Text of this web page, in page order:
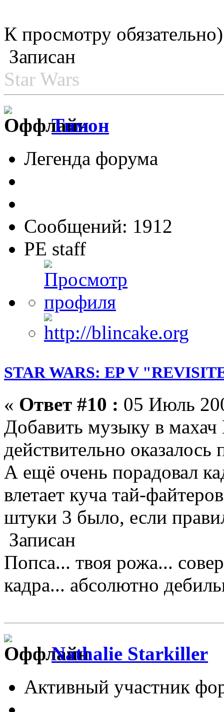
К просмотру обязательно)
Записан
Star Wars
Тимон
Легенда форума
Сообщений: 1912
PE staff
STAR WARS: EP V
« Ответ #10 : 05 Июль
Добавить музыку в махач
действительно
А ещё очень порадовал
влетает куча тай-
штуки 3 было, если
Записан
Попса... твоя рожа...
кадра... абсолютно
Nathalie Starkiller
Активный участник